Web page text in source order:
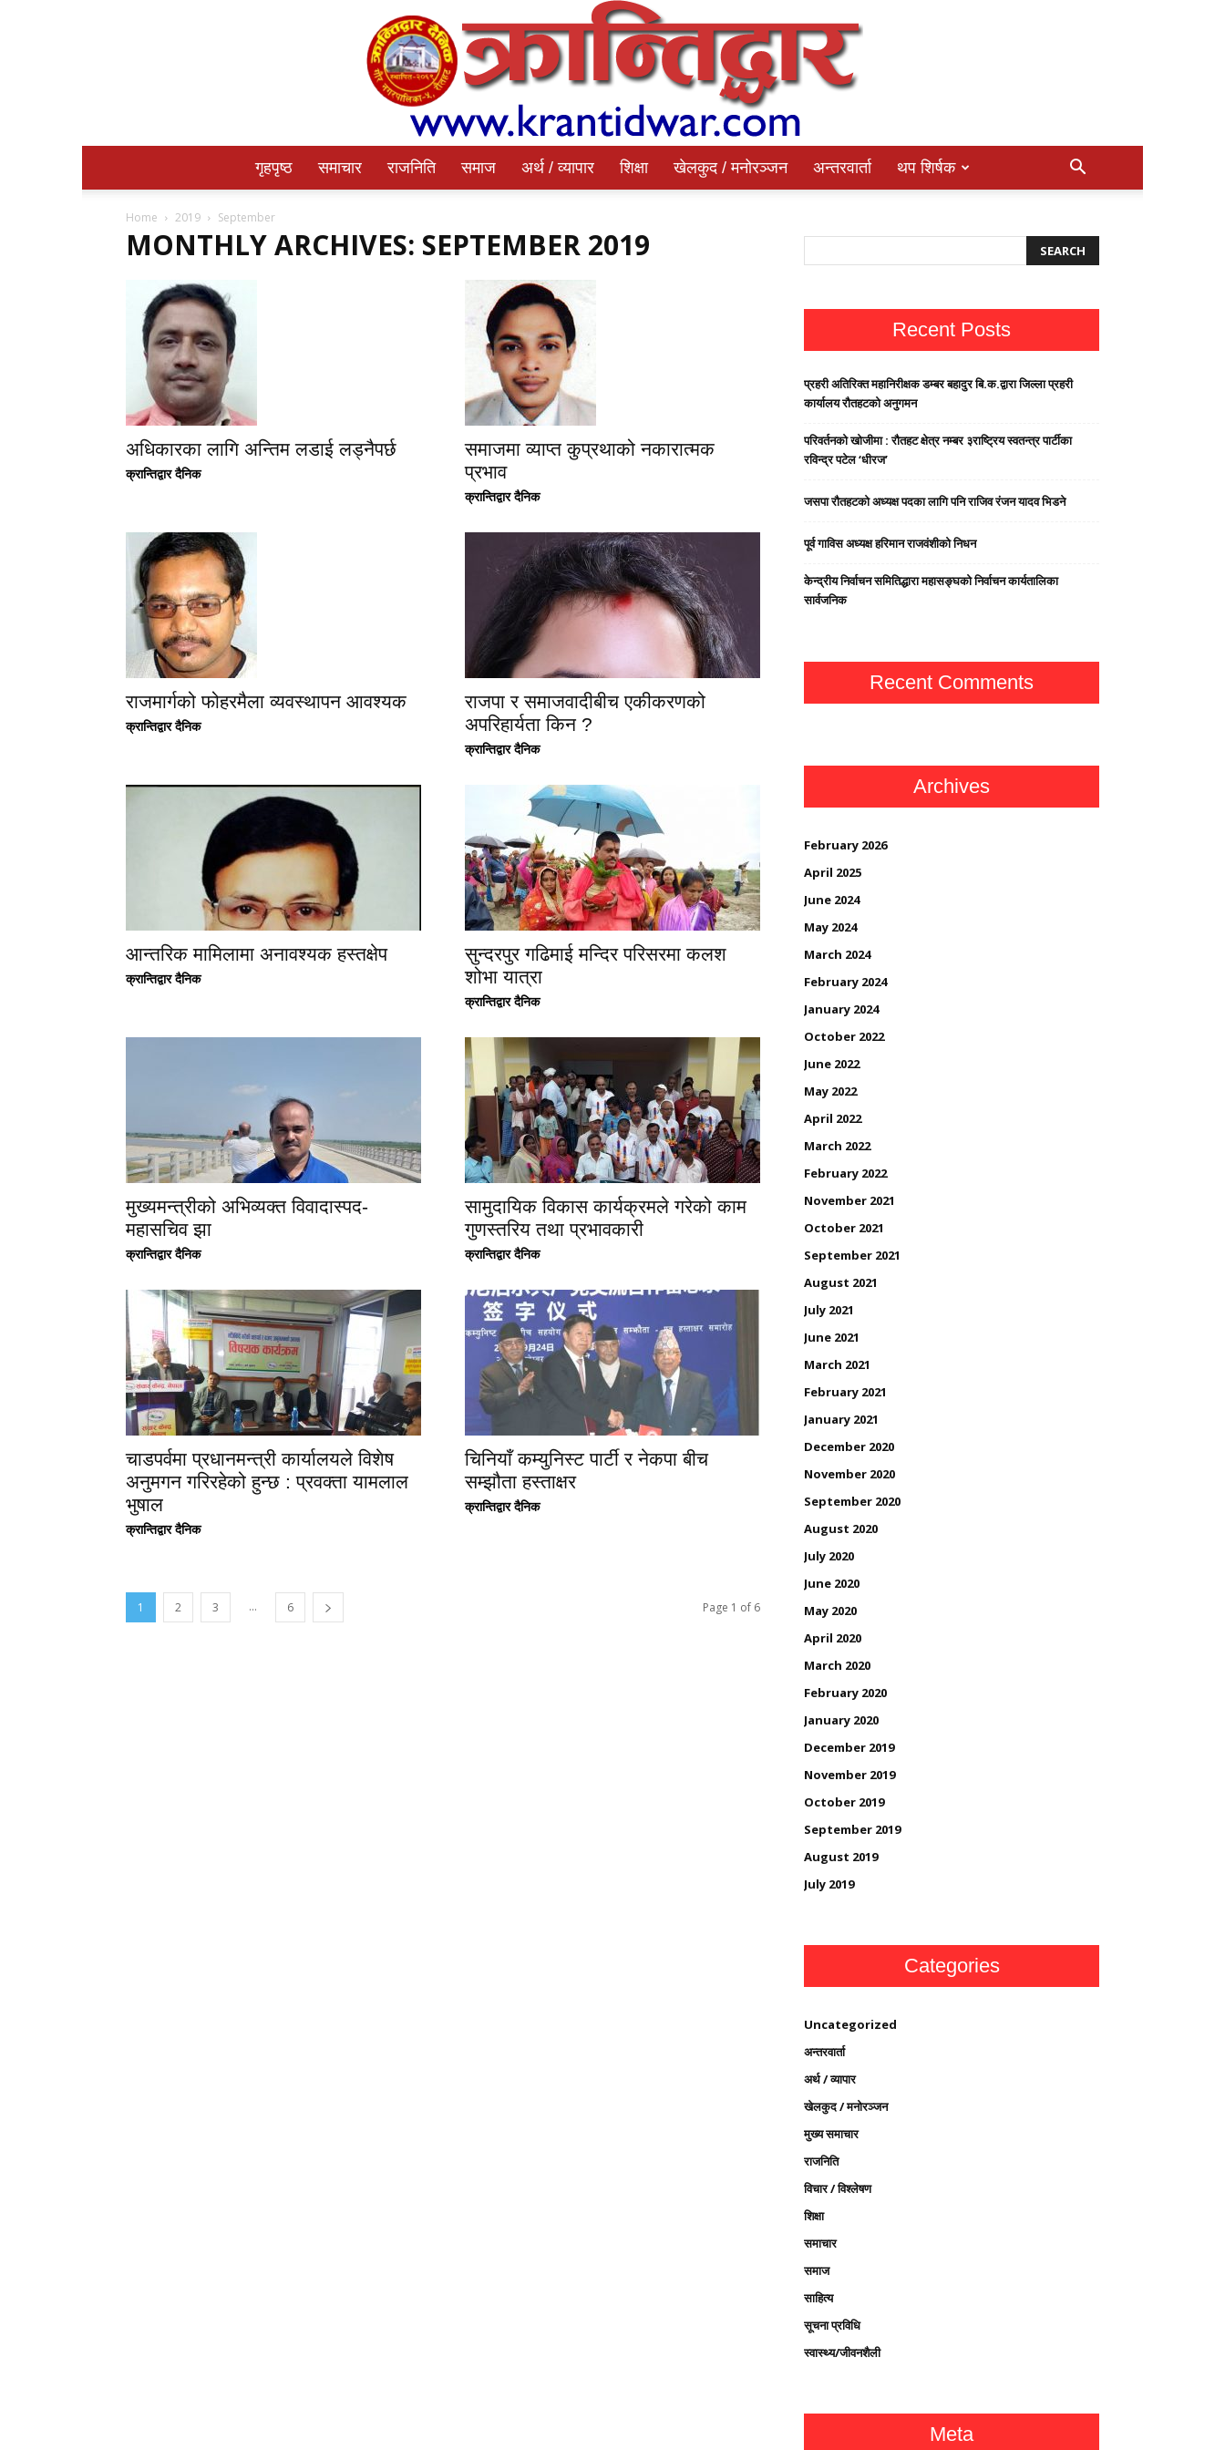
गृहपृष्ठ समाचार राजनिति समाज अर्थ / व्यापार शिक्षा खेलकुद / मनोरञ्जन अन्तरवार्ता थप शिर्षक
Home 2019 September
MONTHLY ARCHIVES: SEPTEMBER 2019
अधिकारका लागि अन्तिम लडाई लड्नैपर्छ
क्रान्तिद्वार दैनिक
समाजमा व्याप्त कुप्रथाको नकारात्मक
प्रभाव
क्रान्तिद्वार दैनिक
राजमार्गको फोहरमैला व्यवस्थापन आवश्यक
क्रान्तिद्वार दैनिक
राजपा र समाजवादीबीच एकीकरणको
अपरिहार्यता किन ?
क्रान्तिद्वार दैनिक
आन्तरिक मामिलामा अनावश्यक हस्तक्षेप
क्रान्तिद्वार दैनिक
सुन्दरपुर गढिमाई मन्दिर परिसरमा कलश
शोभा यात्रा
क्रान्तिद्वार दैनिक
मुख्यमन्त्रीको अभिव्यक्त विवादास्पद-
महासचिव झा
क्रान्तिद्वार दैनिक
सामुदायिक विकास कार्यक्रमले गरेको काम
गुणस्तरिय तथा प्रभावकारी
क्रान्तिद्वार दैनिक
चाडपर्वमा प्रधानमन्त्री कार्यालयले विशेष
अनुमगन गरिरहेको हुन्छ : प्रवक्ता यामलाल
भुषाल
क्रान्तिद्वार दैनिक
चिनियाँ कम्युनिस्ट पार्टी र नेकपा बीच
सम्झौता हस्ताक्षर
क्रान्तिद्वार दैनिक
1 2 3 ... 6 Page 1 of 6
Recent Posts
प्रहरी अतिरिक्त महानिरीक्षक डम्बर बहादुर बि.क.द्वारा जिल्ला प्रहरी
कार्यालय रौतहटको अनुगमन
परिवर्तनको खोजीमा : रौतहट क्षेत्र नम्बर ३राष्ट्रिय स्वतन्त्र पार्टीका
रविन्द्र पटेल ‘धीरज’
जसपा राैतहटको अध्यक्ष पदका लागि पनि राजिव रंजन यादव भिडने
पूर्व गाविस अध्यक्ष हरिमान राजवंशीको निधन
केन्द्रीय निर्वाचन समितिद्धारा महासङ्घको निर्वाचन कार्यतालिका
सार्वजनिक
Recent Comments
Archives
February 2026
April 2025
June 2024
May 2024
March 2024
February 2024
January 2024
October 2022
June 2022
May 2022
April 2022
March 2022
February 2022
November 2021
October 2021
September 2021
August 2021
July 2021
June 2021
March 2021
February 2021
January 2021
December 2020
November 2020
September 2020
August 2020
July 2020
June 2020
May 2020
April 2020
March 2020
February 2020
January 2020
December 2019
November 2019
October 2019
September 2019
August 2019
July 2019
Categories
Uncategorized
अन्तरवार्ता
अर्थ / व्यापार
खेलकुद / मनोरञ्जन
मुख्य समाचार
राजनिति
विचार / विश्लेषण
शिक्षा
समाचार
समाज
साहित्य
सूचना प्रविधि
स्वास्थ्य/जीवनशैली
Meta